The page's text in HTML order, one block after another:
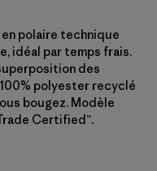
en polaire technique
idéal par temps frais.
des
polyester recyclé
bougez. Modèle
Certified™.